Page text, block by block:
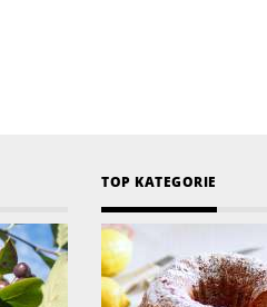
TOP KATEGORIE